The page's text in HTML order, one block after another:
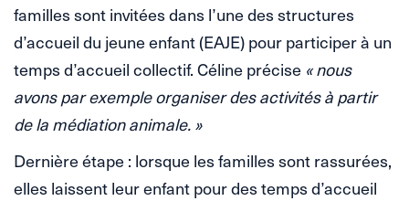
familles sont invitées dans l’une des structures
d’accueil du jeune enfant (EAJE) pour participer à un
temps d’accueil collectif. Céline précise « nous
avons par exemple organiser des activités à partir
de la médiation animale. »
Dernière étape : lorsque les familles sont rassurées,
elles laissent leur enfant pour des temps d’accueil